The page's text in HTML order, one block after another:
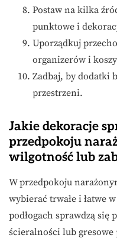
Postaw na kilka
punktowe i
Uporządkuj
organizerów i
Zadbaj, by dodatki
przestrzeni.
Jakie dekoracje
przedpokoju
wilgotność lub
W przedpokoju
wybierać trwałe i łatwe
podłogach sprawdzą się
ścieralności lub